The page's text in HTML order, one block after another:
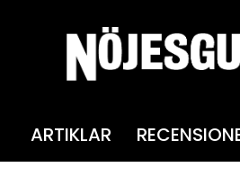
ARTIKLAR